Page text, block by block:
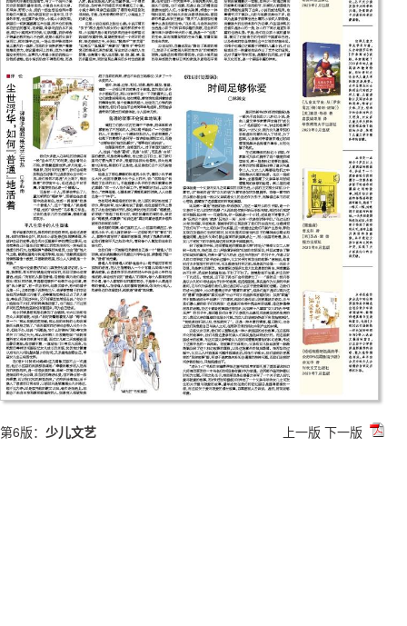
第6版： 少儿文艺 上一版 下一版